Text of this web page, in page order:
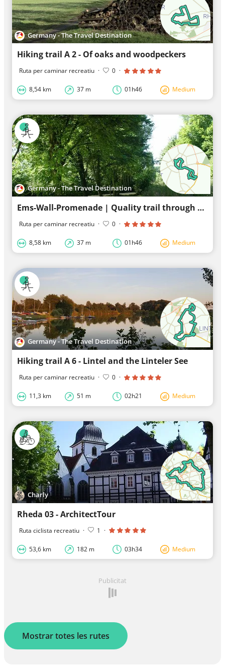
Germany - The Travel Destination
Hiking trail A 2 - Of oaks and woodpeckers
Ruta per caminar recreatiu · 0 ·
8,54 km 37 m 01h46 Medium
Germany - The Travel Destination
Ems-Wall-Promenade | Quality trail through Wiedenbrück
Ruta per caminar recreatiu · 0 ·
8,58 km 37 m 01h46 Medium
Germany - The Travel Destination
Hiking trail A 6 - Lintel and the Linteler See
Ruta per caminar recreatiu · 0 ·
11,3 km 51 m 02h21 Medium
Charly
Rheda 03 - ArchitectTour
Ruta ciclista recreatiu · 1 ·
53,6 km 182 m 03h34 Medium
Publicitat
Mostrar totes les rutes